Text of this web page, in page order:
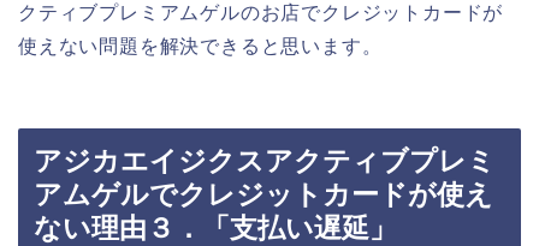
クティブプレミアムゲルのお店でクレジットカードが
使えない問題を解決できると思います。
アジカエイジクスアクティブプレミ
アムゲルでクレジットカードが使え
ない理由３．「支払い遅延」